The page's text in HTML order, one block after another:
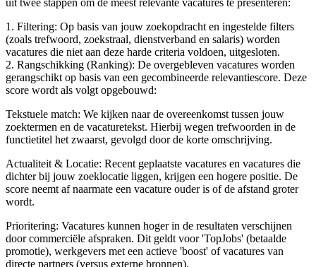
uit twee stappen om de meest relevante vacatures te presenteren:
1. Filtering: Op basis van jouw zoekopdracht en ingestelde filters
(zoals trefwoord, zoekstraal, dienstverband en salaris) worden
vacatures die niet aan deze harde criteria voldoen, uitgesloten.
2. Rangschikking (Ranking): De overgebleven vacatures worden
gerangschikt op basis van een gecombineerde relevantiescore. Deze
score wordt als volgt opgebouwd:
Tekstuele match: We kijken naar de overeenkomst tussen jouw
zoektermen en de vacaturetekst. Hierbij wegen trefwoorden in de
functietitel het zwaarst, gevolgd door de korte omschrijving.
Actualiteit & Locatie: Recent geplaatste vacatures en vacatures die
dichter bij jouw zoeklocatie liggen, krijgen een hogere positie. De
score neemt af naarmate een vacature ouder is of de afstand groter
wordt.
Prioritering: Vacatures kunnen hoger in de resultaten verschijnen
door commerciële afspraken. Dit geldt voor 'TopJobs' (betaalde
promotie), werkgevers met een actieve 'boost' of vacatures van
directe partners (versus externe bronnen).